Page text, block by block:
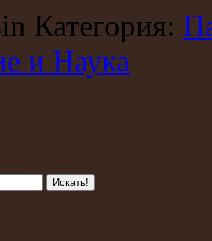
Категория:
и Наука